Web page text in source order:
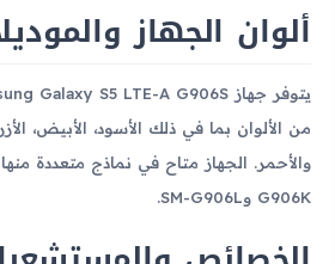
ألوان الجهاز
من الألوان بما في ذلك الأسود، الأبيض،
G906K وSM-G906L.